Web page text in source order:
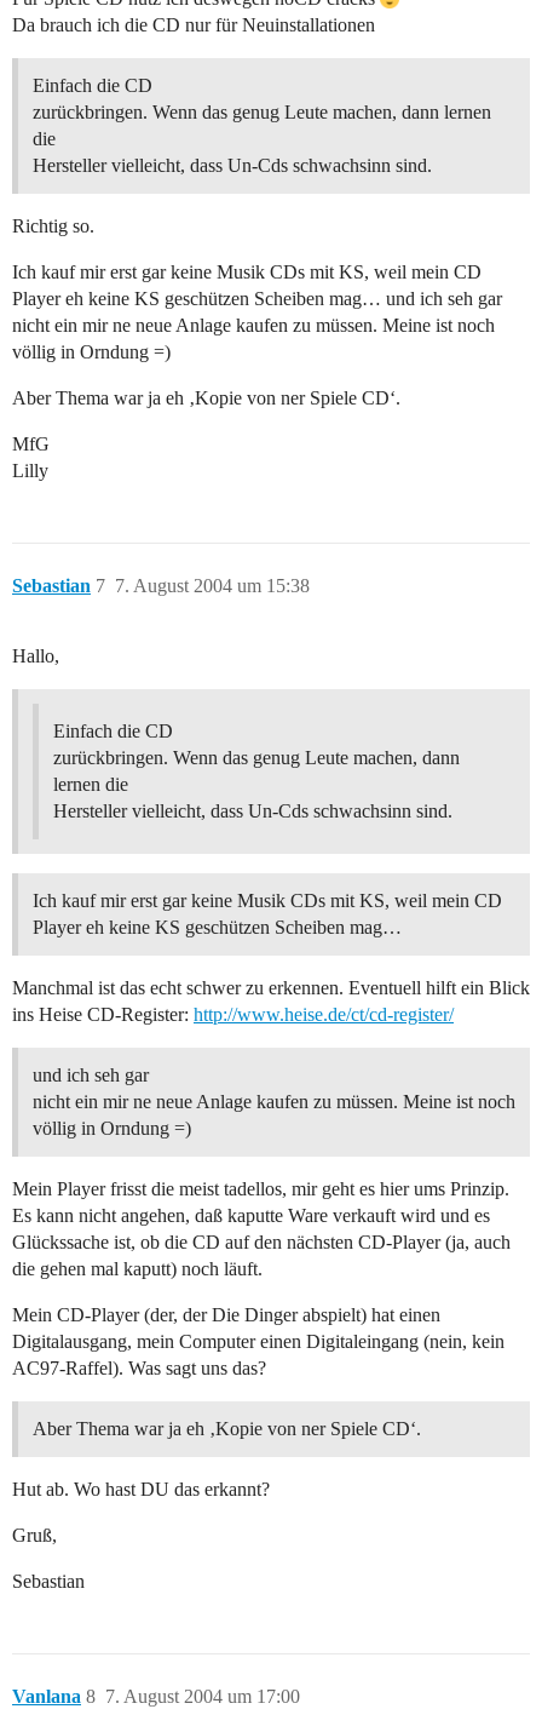
Da brauch ich die CD nur für Neuinstallationen
Einfach die CD
zurückbringen. Wenn das genug Leute machen, dann lernen
die
Hersteller vielleicht, dass Un-Cds schwachsinn sind.
Richtig so.
Ich kauf mir erst gar keine Musik CDs mit KS, weil mein CD
Player eh keine KS geschützen Scheiben mag… und ich seh gar
nicht ein mir ne neue Anlage kaufen zu müssen. Meine ist noch
völlig in Orndung =)
Aber Thema war ja eh ‚Kopie von ner Spiele CD‘.
MfG
Lilly
Sebastian 7. August 2004 um 15:38
7
Hallo,
Einfach die CD
zurückbringen. Wenn das genug Leute machen, dann
lernen die
Hersteller vielleicht, dass Un-Cds schwachsinn sind.
Ich kauf mir erst gar keine Musik CDs mit KS, weil mein CD
Player eh keine KS geschützen Scheiben mag…
Manchmal ist das echt schwer zu erkennen. Eventuell hilft ein Blick
ins Heise CD-Register: http://www.heise.de/ct/cd-register/
und ich seh gar
nicht ein mir ne neue Anlage kaufen zu müssen. Meine ist noch
völlig in Orndung =)
Mein Player frisst die meist tadellos, mir geht es hier ums Prinzip.
Es kann nicht angehen, daß kaputte Ware verkauft wird und es
Glückssache ist, ob die CD auf den nächsten CD-Player (ja, auch
die gehen mal kaputt) noch läuft.
Mein CD-Player (der, der Die Dinger abspielt) hat einen
Digitalausgang, mein Computer einen Digitaleingang (nein, kein
AC97-Raffel). Was sagt uns das?
Aber Thema war ja eh ‚Kopie von ner Spiele CD‘.
Hut ab. Wo hast DU das erkannt?
Gruß,
Sebastian
Vanlana 7. August 2004 um 17:00
8